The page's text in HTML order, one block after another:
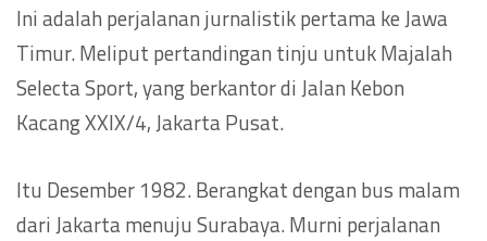
Ini adalah perjalanan jurnalistik pertama ke Jawa
Timur. Meliput pertandingan tinju untuk Majalah
Selecta Sport, yang berkantor di Jalan Kebon
Kacang XXIX/4, Jakarta Pusat.
Itu Desember 1982. Berangkat dengan bus malam
dari Jakarta menuju Surabaya. Murni perjalanan